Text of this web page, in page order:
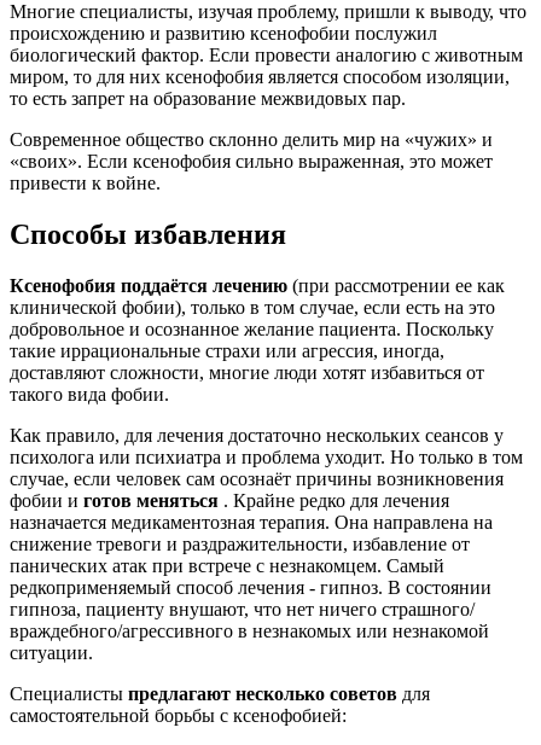
Многие специалисты, изучая проблему, пришли к выводу, что
происхождению и развитию ксенофобии послужил
биологический фактор. Если провести аналогию с животным
миром, то для них ксенофобия является способом изоляции,
то есть запрет на образование межвидовых пар.
Современное общество склонно делить мир на «чужих» и
«своих». Если ксенофобия сильно выраженная, это может
привести к войне.
Способы избавления
Ксенофобия поддаётся лечению (при рассмотрении ее как
клинической фобии), только в том случае, если есть на это
добровольное и осознанное желание пациента. Поскольку
такие иррациональные страхи или агрессия, иногда,
доставляют сложности, многие люди хотят избавиться от
такого вида фобии.
Как правило, для лечения достаточно нескольких сеансов у
психолога или психиатра и проблема уходит. Но только в том
случае, если человек сам осознаёт причины возникновения
фобии и готов меняться . Крайне редко для лечения
назначается медикаментозная терапия. Она направлена на
снижение тревоги и раздражительности, избавление от
панических атак при встрече с незнакомцем. Самый
редкоприменяемый способ лечения - гипноз. В состоянии
гипноза, пациенту внушают, что нет ничего страшного/
враждебного/агрессивного в незнакомых или незнакомой
ситуации.
Специалисты предлагают несколько советов для
самостоятельной борьбы с ксенофобией: